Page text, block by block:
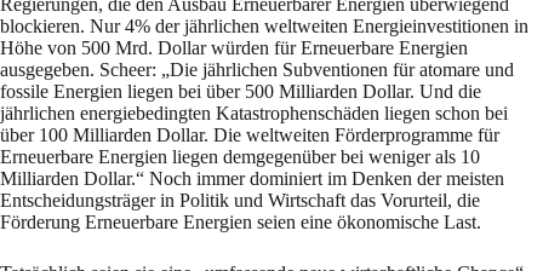
Regierungen, die den Ausbau Erneuerbarer Energien überwiegend
blockieren. Nur 4% der jährlichen weltweiten Energieinvestitionen in
Höhe von 500 Mrd. Dollar würden für Erneuerbare Energien
ausgegeben. Scheer: „Die jährlichen Subventionen für atomare und
fossile Energien liegen bei über 500 Milliarden Dollar. Und die
jährlichen energiebedingten Katastrophenschäden liegen schon bei
über 100 Milliarden Dollar. Die weltweiten Förderprogramme für
Erneuerbare Energien liegen demgegenüber bei weniger als 10
Milliarden Dollar.“ Noch immer dominiert im Denken der meisten
Entscheidungsträger in Politik und Wirtschaft das Vorurteil, die
Förderung Erneuerbare Energien seien eine ökonomische Last.